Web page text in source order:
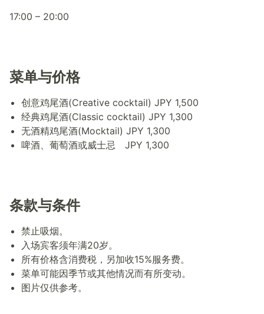
17:00 – 20:00
菜单与价格
创意鸡尾酒(Creative cocktail) JPY 1,500
经典鸡尾酒(Classic cocktail) JPY 1,300
无酒精鸡尾酒(Mocktail) JPY 1,300
啤酒、葡萄酒或威士忌 JPY 1,300
条款与条件
禁止吸烟。
入场宾客须年满20岁。
所有价格含消费税，另加收15%服务费。
菜单可能因季节或其他情况而有所变动。
图片仅供参考。